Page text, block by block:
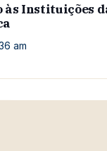
às Instituições
am